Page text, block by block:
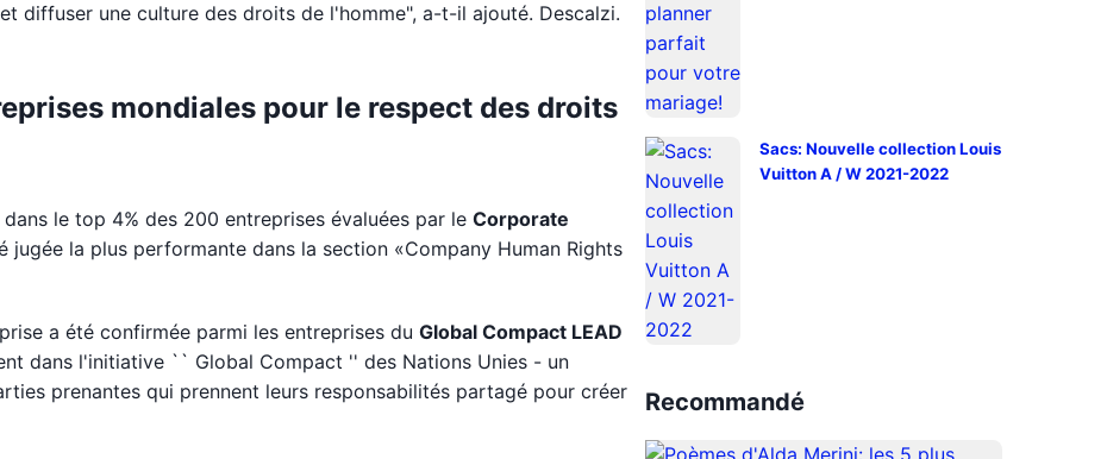
diffuser une culture des droits de l'homme", a-t-il ajouté. Descalzi.
mondiales pour le respect des droits
le top 4% des 200 entreprises évaluées par le Corporate
jugée la plus performante dans la section «Company Human Rights
a été confirmée parmi les entreprises du Global Compact LEAD
dans l'initiative `` Global Compact '' des Nations Unies - un
prenantes qui prennent leurs responsabilités partagé pour créer
Sacs: Nouvelle collection Louis
Vuitton A / W 2021-2022
Recommandé